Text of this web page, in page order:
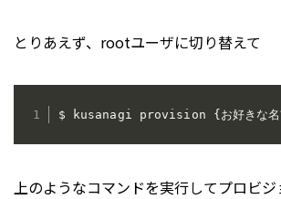
とりあえず、rootユーザに切り替えて
$ kusanagi provision { お好きな
上のようなコマンドを実行してプロビ